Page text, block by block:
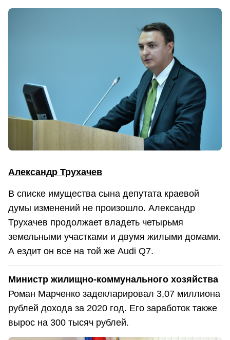
Александр Трухачев
В списке имущества сына депутата краевой
думы изменений не произошло. Александр
Трухачев продолжает владеть четырьмя
земельными участками и двумя жилыми домами.
А ездит он все на той же Audi Q7.
Министр жилищно-коммунального хозяйства
Роман Марченко задекларировал 3,07 миллиона
рублей дохода за 2020 год. Его заработок также
вырос на 300 тысяч рублей.